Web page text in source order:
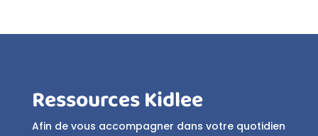
Ressources Kidlee
Afin de vous accompagner dans votre quotidien